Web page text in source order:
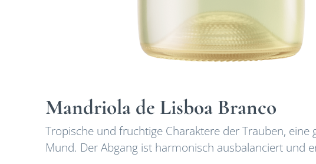
Mandriola de Lisboa Branco
Tropische und fruchtige Charaktere der Trauben,
Mund. Der Abgang ist harmonisch ausbalanciert und